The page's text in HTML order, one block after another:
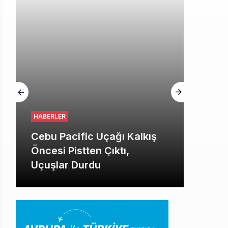
HABERLER
Cebu Pacific Uçağı Kalkış
Öncesi Pistten Çıktı,
Uçuşlar Durdu